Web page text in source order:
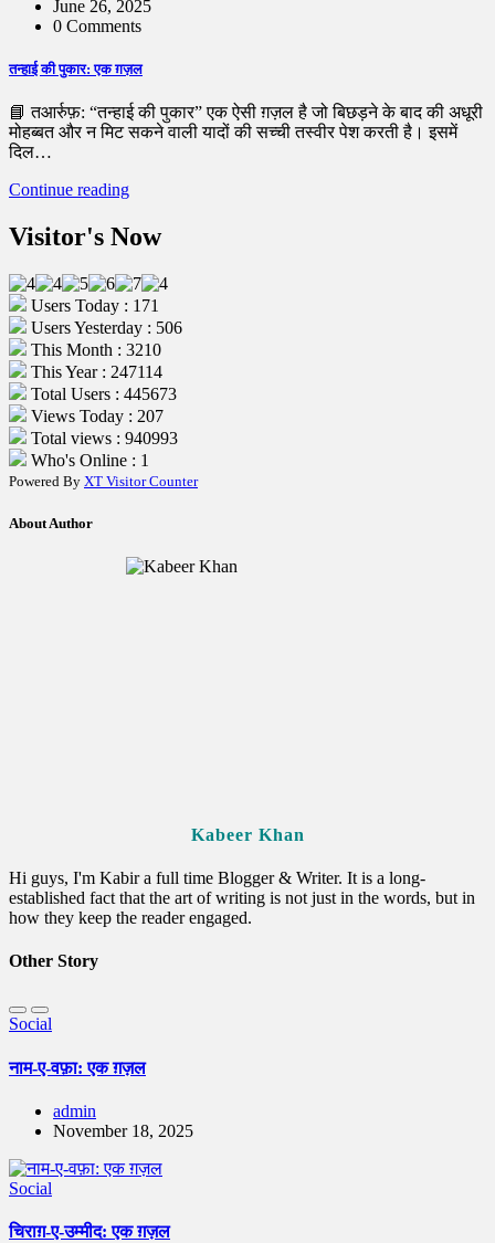
June 26, 2025
0 Comments
तन्हाई की पुकार: एक ग़ज़ल
📘 तआर्रुफ़: “तन्हाई की पुकार” एक ऐसी ग़ज़ल है जो बिछड़ने के बाद की अधूरी
मोहब्बत और न मिट सकने वाली यादों की सच्ची तस्वीर पेश करती है। इसमें
दिल…
Continue reading
Visitor's Now
Users Today : 171
Users Yesterday : 506
This Month : 3210
This Year : 247114
Total Users : 445673
Views Today : 207
Total views : 940993
Who's Online : 1
Powered By XT Visitor Counter
About Author
Kabeer Khan
Hi guys, I'm Kabir a full time Blogger & Writer. It is a long-
established fact that the art of writing is not just in the words, but in
how they keep the reader engaged.
Other Story
Social
नाम-ए-वफ़ा: एक ग़ज़ल
admin
November 18, 2025
Social
चिराग़-ए-उम्मीद: एक ग़ज़ल